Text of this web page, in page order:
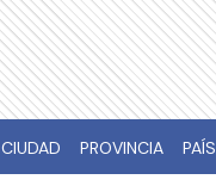
CIUDAD PROVINCIA PAÍS